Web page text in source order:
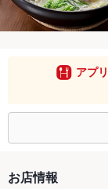
アプリ
お店情報